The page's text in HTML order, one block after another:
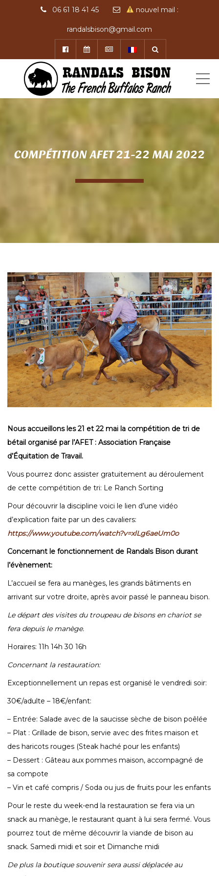
06 61 18 41 45 nouvel mail :
randalsbison@gmail.com
COMPÉTITION AFET 21-22 MAI 2022
Nous accueillons les 21 et 22 mai la compétition de tri de
bétail organisé par l’AFET : Association Française
d’Équitation de Travail.
Vous pourrez donc assister gratuitement au déroulement
de cette compétition de tri: Le Ranch Sorting
Pour découvrir la discipline voici le lien d’une vidéo
d’explication faite par un des cavaliers:
https://www.youtube.com/watch?v=xlLg6aeUm0o
Concernant le fonctionnement de Randals Bison durant
l’évènement:
L’accueil se fera au manèges, les grands bâtiments en
arrivant sur votre droite, après avoir passé le panneau bison.
Le départ des visites du troupeau de bisons en chariot se
fera depuis le manège.
Horaires: 11h 14h 30 16h
Concernant la restauration:
Exceptionnellement un repas est organisé le vendredi soir:
30€/adulte – 18€/enfant:
– Entrée: Salade avec de la saucisse sèche de bison poêlée
– Plat : Grillade de bison, servie avec des frites maison et
des haricots rouges (Steak haché pour les enfants)
– Dessert : Gâteau aux pommes maison, accompagné de
sa compote
– Vin et café compris / Soda ou jus de fruits pour les enfants
Pour le reste du week-end la restauration se fera via un
snack au manège, le restaurant quant à lui sera fermé. Vous
pourrez tout de même découvrir la viande de bison au
snack. Samedi midi et soir et Dimanche midi
De plus la boutique souvenir sera aussi déplacée au